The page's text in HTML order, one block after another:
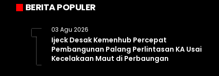
BERITA POPULER
1 03 Agu 2026
Ijeck Desak Kemenhub Percepat
Pembangunan Palang Perlintasan KA Usai
Kecelakaan Maut di Perbaungan